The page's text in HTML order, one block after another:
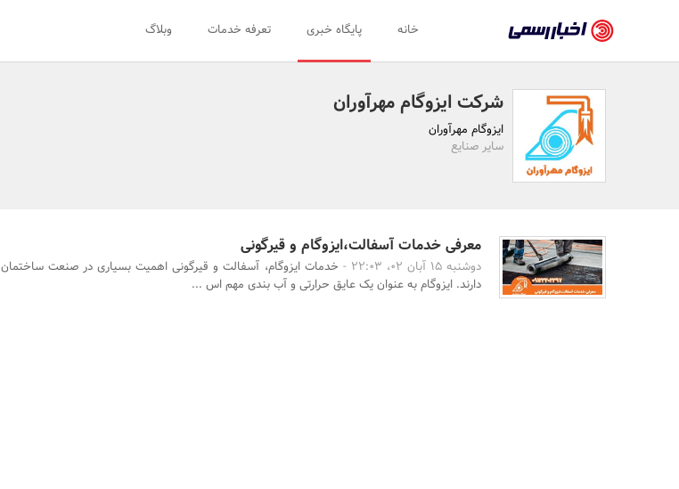
رسمی
اخبار
تایید
سازمان‌ها
و
روابط
خانه پایگاه خبری تعرفه خدمات وبلاگ
شرکت ایزوگام مهرآوران
ایزوگام مهرآوران
سایر صنایع
معرفی خدمات آسفالت،ایزوگام و قیرگونی
دوشنبه 15 آبان 02، 22:03 -
خدمات ایزوگام، آسفالت و قیرگونی اهمیت بسیاری در صنعت ساختمان
دارند. ایزوگام به عنوان یک عایق حرارتی و آب بندی مهم اس ...